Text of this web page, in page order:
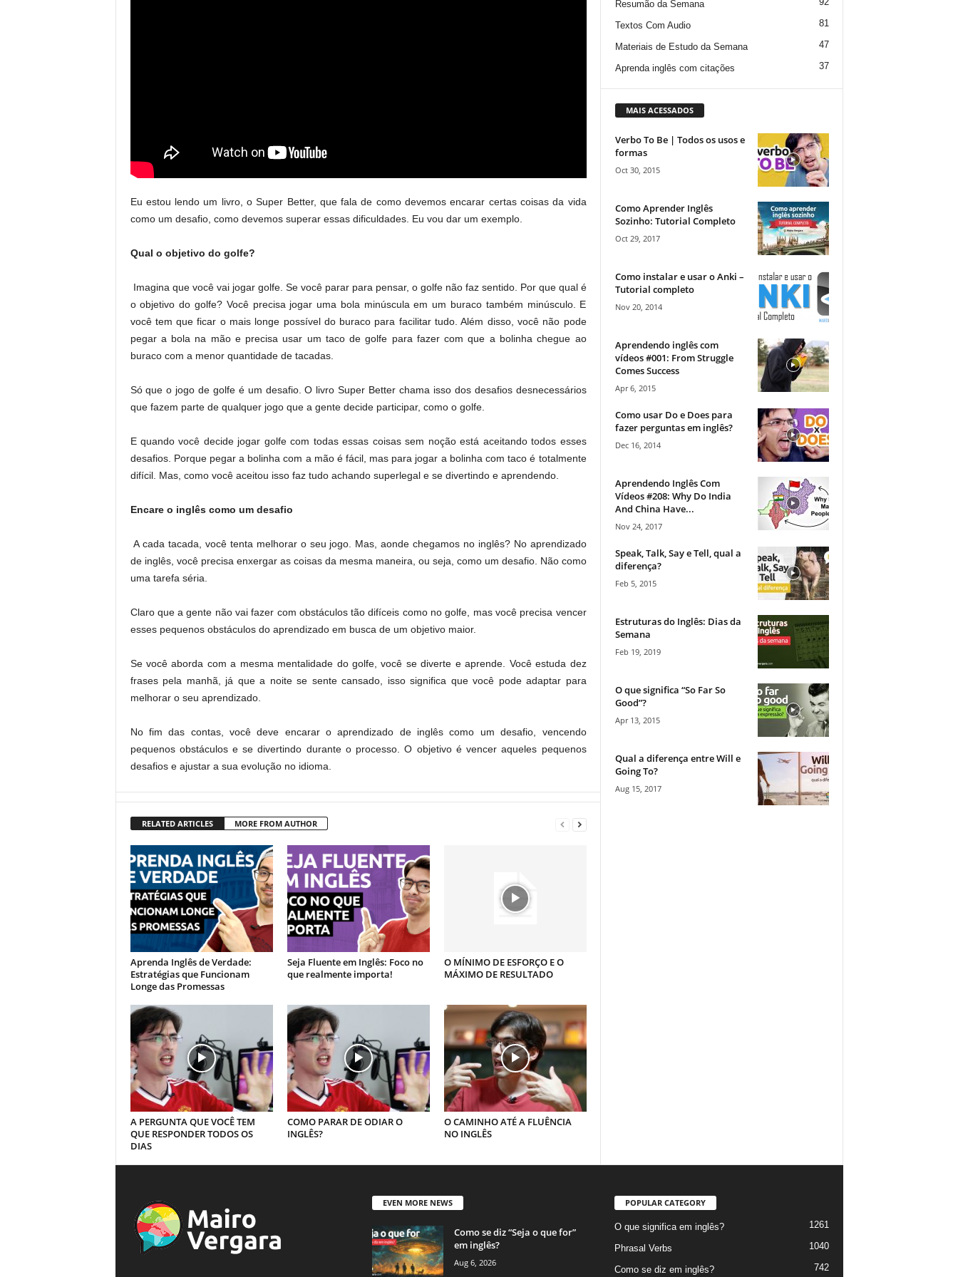
Eu estou lendo um livro, o Super Better, que fala de como devemos encarar certas coisas da vida
como um desafio, como devemos superar essas dificuldades. Eu vou dar um exemplo.
Qual o objetivo do golfe?
Imagina que você vai jogar golfe. Se você parar para pensar, o golfe não faz sentido. Por que qual é
o objetivo do golfe? Você precisa jogar uma bola minúscula em um buraco também minúsculo. E
você tem que ficar o mais longe possível do buraco para facilitar tudo. Além disso, você não pode
pegar a bola na mão e precisa usar um taco de golfe para fazer com que a bolinha chegue ao
buraco com a menor quantidade de tacadas.
Só que o jogo de golfe é um desafio. O livro Super Better chama isso dos desafios desnecessários
que fazem parte de qualquer jogo que a gente decide participar, como o golfe.
E quando você decide jogar golfe com todas essas coisas sem noção está aceitando todos esses
desafios. Porque pegar a bolinha com a mão é fácil, mas para jogar a bolinha com taco é totalmente
difícil. Mas, como você aceitou isso faz tudo achando superlegal e se divertindo e aprendendo.
Encare o inglês como um desafio
A cada tacada, você tenta melhorar o seu jogo. Mas, aonde chegamos no inglês? No aprendizado
de inglês, você precisa enxergar as coisas da mesma maneira, ou seja, como um desafio. Não como
uma tarefa séria.
Claro que a gente não vai fazer com obstáculos tão difíceis como no golfe, mas você precisa vencer
esses pequenos obstáculos do aprendizado em busca de um objetivo maior.
Se você aborda com a mesma mentalidade do golfe, você se diverte e aprende. Você estuda dez
frases pela manhã, já que a noite se sente cansado, isso significa que você pode adaptar para
melhorar o seu aprendizado.
No fim das contas, você deve encarar o aprendizado de inglês como um desafio, vencendo
pequenos obstáculos e se divertindo durante o processo. O objetivo é vencer aqueles pequenos
desafios e ajustar a sua evolução no idioma.
RELATED ARTICLES MORE FROM AUTHOR
Aprenda Inglês de Verdade:
Estratégias que Funcionam
Longe das Promessas
Seja Fluente em Inglês: Foco no
que realmente importa!
O MÍNIMO DE ESFORÇO E O
MÁXIMO DE RESULTADO
A PERGUNTA QUE VOCÊ TEM
QUE RESPONDER TODOS OS
DIAS
COMO PARAR DE ODIAR O
INGLÊS?
O CAMINHO ATÉ A FLUÊNCIA
NO INGLÊS
Resumão da Semana
Textos Com Audio 81
Materiais de Estudo da Semana 47
Aprenda inglês com citações 37
MAIS ACESSADOS
Verbo To Be | Todos os usos e
formas
Oct 30, 2015
Como Aprender Inglês
Sozinho: Tutorial Completo
Oct 29, 2017
Como instalar e usar o Anki –
Tutorial completo
Nov 20, 2014
Aprendendo inglês com
vídeos #001: From Struggle
Comes Success
Apr 6, 2015
Como usar Do e Does para
fazer perguntas em inglês?
Dec 16, 2014
Aprendendo Inglês Com
Vídeos #208: Why Do India
And China Have...
Nov 24, 2017
Speak, Talk, Say e Tell, qual a
diferença?
Feb 5, 2015
Estruturas do Inglês: Dias da
Semana
Feb 19, 2019
O que significa “So Far So
Good”?
Apr 13, 2015
Qual a diferença entre Will e
Going To?
Aug 15, 2017
EVEN MORE NEWS
Como se diz “Seja o que for”
em inglês?
Aug 6, 2026
POPULAR CATEGORY
O que significa em inglês? 1261
Phrasal Verbs 1040
Como se diz em inglês? 742